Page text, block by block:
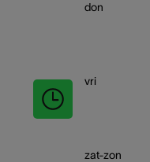
don
vri
zat-zon